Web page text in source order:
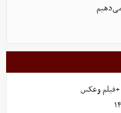
می‌دهیم
+فیلم وعکس